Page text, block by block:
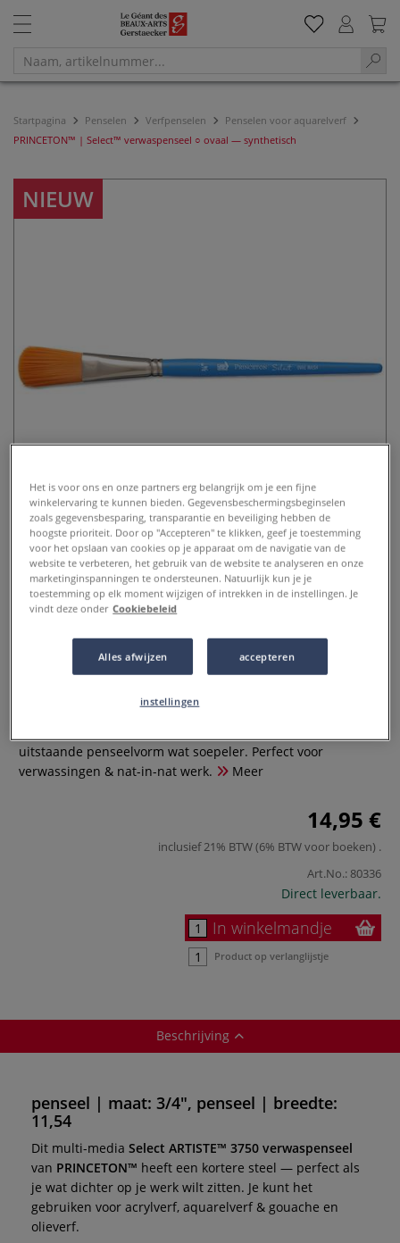
Startpagina Penselen Verfpenselen
Penselen voor aquarelverf
PRINCETON™ | Select™ verwaspenseel ○ ovaal — synthetisch
NIEUW
PRINCETON™ | Select™
verwaspenseel ○ ovaal —
synthetisch
0 Beoordeling
3750 verwaspenseel zit je wat dichter op je werk. Het
uitstaande penseelvorm wat soepeler. Perfect voor
verwassingen & nat-in-nat werk.
Meer
14,95 €
inclusief 21% BTW (6% BTW voor boeken) .
Art.No.: 80336
Direct leverbaar.
In winkelmandje
Product op verlanglijstje
Beschrijving
penseel | maat: 3/4", penseel | breedte:
11,54
Dit multi-media Select ARTISTE™ 3750 verwaspenseel
van PRINCETON™ heeft een kortere steel — perfect als
je wat dichter op je werk wilt zitten. Je kunt het
gebruiken voor acrylverf, aquarelverf & gouache en
olieverf.
Het is voor ons en onze partners erg belangrijk om je een fijne
winkelervaring te kunnen bieden. Gegevensbeschermingsbeginselen
zoals gegevensbesparing, transparantie en beveiliging hebben de
hoogste prioriteit. Door op "Accepteren" te klikken, geef je toestemming
voor het opslaan van cookies op je apparaat om de navigatie van de
website te verbeteren, het gebruik van de website te analyseren en onze
marketinginspanningen te ondersteunen. Natuurlijk kun je je
toestemming op elk moment wijzigen of intrekken in de instellingen. Je
vindt deze onder Cookiebeleid
Alles afwijzen accepteren
instellingen